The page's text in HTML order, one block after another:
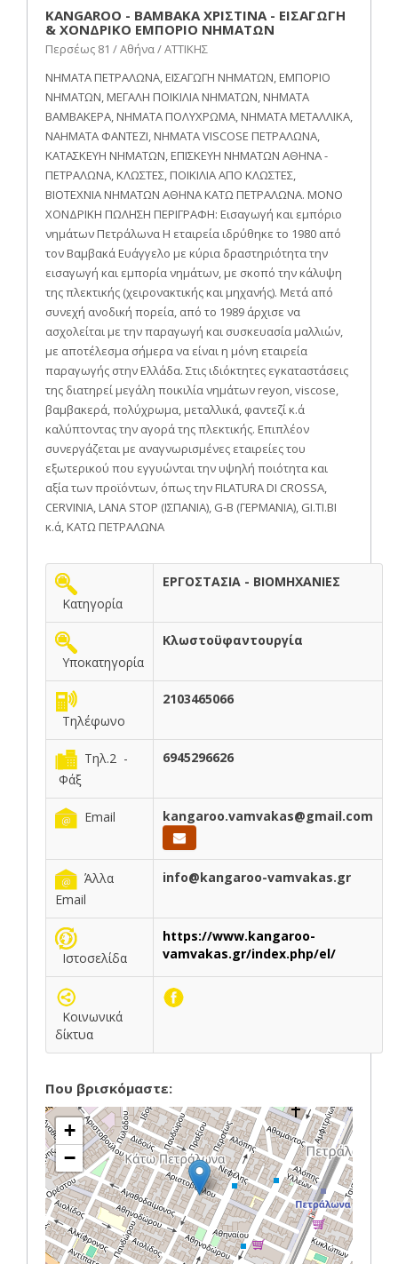
KANGAROO - ΒΑΜΒΑΚΑ ΧΡΙΣΤΙΝΑ - ΕΙΣΑΓΩΓΗ
& ΧΟΝΔΡΙΚΟ ΕΜΠΟΡΙΟ ΝΗΜΑΤΩΝ
Περσέως 81 / Αθήνα / ΑΤΤΙΚΗΣ
ΝΗΜΑΤΑ ΠΕΤΡΑΛΩΝΑ, ΕΙΣΑΓΩΓΗ ΝΗΜΑΤΩΝ, ΕΜΠΟΡΙΟ
ΝΗΜΑΤΩΝ, ΜΕΓΑΛΗ ΠΟΙΚΙΛΙΑ ΝΗΜΑΤΩΝ, ΝΗΜΑΤΑ
ΒΑΜΒΑΚΕΡΑ, ΝΗΜΑΤΑ ΠΟΛΥΧΡΩΜΑ, ΝΗΜΑΤΑ ΜΕΤΑΛΛΙΚΑ,
ΝΑΗΜΑΤΑ ΦΑΝΤΕΖΙ, ΝΗΜΑΤΑ VISCOSE ΠΕΤΡΑΛΩΝΑ,
ΚΑΤΑΣΚΕΥΗ ΝΗΜΑΤΩΝ, ΕΠΙΣΚΕΥΗ ΝΗΜΑΤΩΝ ΑΘΗΝΑ -
ΠΕΤΡΑΛΩΝΑ, ΚΛΩΣΤΕΣ, ΠΟΙΚΙΛΙΑ ΑΠΟ ΚΛΩΣΤΕΣ,
ΒΙΟΤΕΧΝΙΑ ΝΗΜΑΤΩΝ ΑΘΗΝΑ ΚΑΤΩ ΠΕΤΡΑΛΩΝΑ. ΜΟΝΟ
ΧΟΝΔΡΙΚΗ ΠΩΛΗΣΗ ΠΕΡΙΓΡΑΦΗ: Εισαγωγή και εμπόριο
νημάτων Πετράλωνα Η εταιρεία ιδρύθηκε το 1980 από
τον Βαμβακά Ευάγγελο με κύρια δραστηριότητα την
εισαγωγή και εμπορία νημάτων, με σκοπό την κάλυψη
της πλεκτικής (χειρονακτικής και μηχανής). Μετά από
συνεχή ανοδική πορεία, από το 1989 άρχισε να
ασχολείται με την παραγωγή και συσκευασία μαλλιών,
με αποτέλεσμα σήμερα να είναι η μόνη εταιρεία
παραγωγής στην Ελλάδα. Στις ιδιόκτητες εγκαταστάσεις
της διατηρεί μεγάλη ποικιλία νημάτων reyon, viscose,
βαμβακερά, πολύχρωμα, μεταλλικά, φαντεζί κ.ά
καλύπτοντας την αγορά της πλεκτικής. Επιπλέον
συνεργάζεται με αναγνωρισμένες εταιρείες του
εξωτερικού που εγγυώνται την υψηλή ποιότητα και
αξία των προϊόντων, όπως την FILATURA DI CROSSA,
CERVINIA, LANA STOP (ΙΣΠΑΝΙΑ), G-B (ΓΕΡΜΑΝΙΑ), GI.TI.BI
κ.ά, ΚΑΤΩ ΠΕΤΡΑΛΩΝΑ
Κατηγορία
ΕΡΓΟΣΤΑΣΙΑ - ΒΙΟΜΗΧΑΝΙΕΣ
Υποκατηγορία
Κλωστοϋφαντουργία
Τηλέφωνο
2103465066
Τηλ.2 -
Φάξ
6945296626
Email kangaroo.vamvakas@gmail.com
Άλλα
Email
info@kangaroo-vamvakas.gr
Ιστοσελίδα
https://www.kangaroo-
vamvakas.gr/index.php/el/
Κοινωνικά
δίκτυα
Που βρισκόμαστε:
+
−